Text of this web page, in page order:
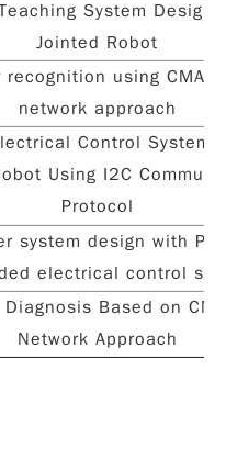
System Design
Jointed Robot
recognition using CMAC
network approach
Control System
Using I2C
Protocol
system design with
electrical control
Based on
Network Approach